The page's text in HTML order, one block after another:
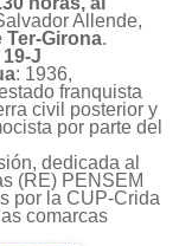
Allende,
Ter-Girona.
J
: 1936,
franquista
civil posterior y
por parte del
dedicada al
(RE) PENSEM
por la CUP-Crida
comarcas